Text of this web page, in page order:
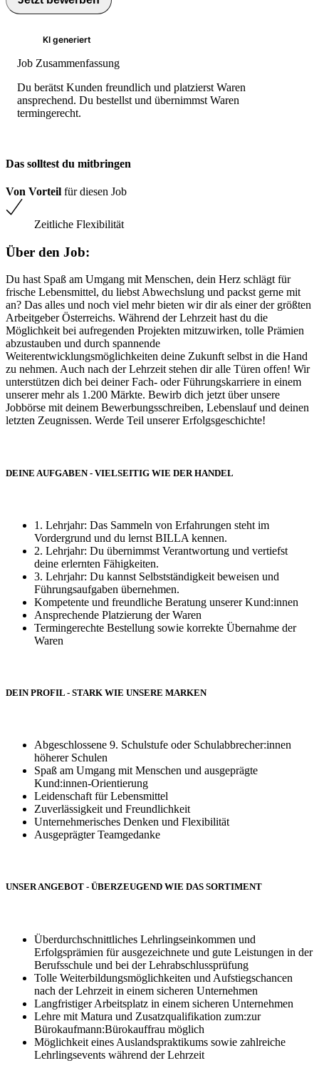
KI generiert
Job Zusammenfassung
Du berätst Kunden freundlich und platzierst Waren
ansprechend. Du bestellst und übernimmst Waren
termingerecht.
Das solltest du mitbringen
Von Vorteil für diesen Job
Zeitliche Flexibilität
Über den Job:
Du hast Spaß am Umgang mit Menschen, dein Herz schlägt für
frische Lebensmittel, du liebst Abwechslung und packst gerne mit
an? Das alles und noch viel mehr bieten wir dir als einer der größten
Arbeitgeber Österreichs. Während der Lehrzeit hast du die
Möglichkeit bei aufregenden Projekten mitzuwirken, tolle Prämien
abzustauben und durch spannende
Weiterentwicklungsmöglichkeiten deine Zukunft selbst in die Hand
zu nehmen. Auch nach der Lehrzeit stehen dir alle Türen offen! Wir
unterstützen dich bei deiner Fach- oder Führungskarriere in einem
unserer mehr als 1.200 Märkte. Bewirb dich jetzt über unsere
Jobbörse mit deinem Bewerbungsschreiben, Lebenslauf und deinen
letzten Zeugnissen. Werde Teil unserer Erfolgsgeschichte!
DEINE AUFGABEN - VIELSEITIG WIE DER HANDEL
1. Lehrjahr: Das Sammeln von Erfahrungen steht im
Vordergrund und du lernst BILLA kennen.
2. Lehrjahr: Du übernimmst Verantwortung und vertiefst
deine erlernten Fähigkeiten.
3. Lehrjahr: Du kannst Selbstständigkeit beweisen und
Führungsaufgaben übernehmen.
Kompetente und freundliche Beratung unserer Kund:innen
Ansprechende Platzierung der Waren
Termingerechte Bestellung sowie korrekte Übernahme der
Waren
DEIN PROFIL - STARK WIE UNSERE MARKEN
Abgeschlossene 9. Schulstufe oder Schulabbrecher:innen
höherer Schulen
Spaß am Umgang mit Menschen und ausgeprägte
Kund:innen-Orientierung
Leidenschaft für Lebensmittel
Zuverlässigkeit und Freundlichkeit
Unternehmerisches Denken und Flexibilität
Ausgeprägter Teamgedanke
UNSER ANGEBOT - ÜBERZEUGEND WIE DAS SORTIMENT
Überdurchschnittliches Lehrlingseinkommen und
Erfolgsprämien für ausgezeichnete und gute Leistungen in der
Berufsschule und bei der Lehrabschlussprüfung
Tolle Weiterbildungsmöglichkeiten und Aufstiegschancen
nach der Lehrzeit in einem sicheren Unternehmen
Langfristiger Arbeitsplatz in einem sicheren Unternehmen
Lehre mit Matura und Zusatzqualifikation zum:zur
Bürokaufmann:Bürokauffrau möglich
Möglichkeit eines Auslandspraktikums sowie zahlreiche
Lehrlingsevents während der Lehrzeit